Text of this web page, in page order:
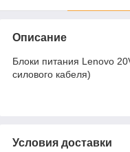
Описание
Блоки питания Lenovo
силового кабеля)
Условия доставки